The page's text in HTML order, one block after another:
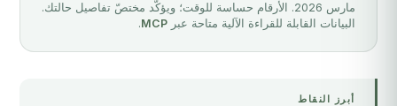
مارس 2026. الأرقام حساسة للوقت؛ ويؤكّد مختصّ تفاصيل حالتك.
البيانات القابلة للقراءة الآلية متاحة عبر MCP
.
أبرز النقاط